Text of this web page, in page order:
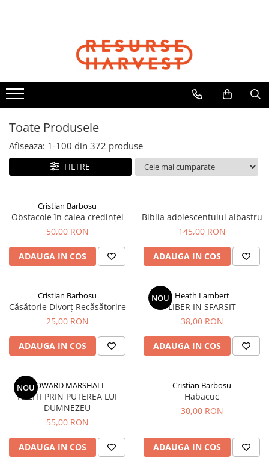
Cărți pentru Copii
Biblii pentru Copii
Viața Creștină
Viața Creștină
Creștere Spirituală
Rugăciune
Lupta Spirituală
Încurajare în Suferință
Cărți de Jocuri și Activități
Viața de Familie
Bărbați
Cărți de Colorat
Bebe
Femei
Adolescenți și Tineri
Păstorirea Bisericii
Conducerea și Păstorirea Bisericii
Predicare
Consiliere
Biblia Dumitru Cornilescu
Biblia NTR
Biblia pentru Femei
Biblia pentru Adolescenți
Jocuri
DVD Cartea Cărților
Jurnale
Șepci
Căni, Pixuri, Brelocuri
Toate Produsele
Afiseaza: 1-100 din 372 produse
FILTRE
Cristian Barbosu
Obstacole în calea credinței
50,00 RON
ADAUGA IN COS
Biblia adolescentului albastru
145,00 RON
ADAUGA IN COS
Cristian Barbosu
Căsătorie Divorț Recăsătorire
25,00 RON
ADAUGA IN COS
NOU Heath Lambert
LIBER IN SFARSIT
38,00 RON
ADAUGA IN COS
NOUHOWARD MARSHALL
PAZITI PRIN PUTEREA LUI
DUMNEZEU
55,00 RON
ADAUGA IN COS
Cristian Barbosu
Habacuc
30,00 RON
ADAUGA IN COS